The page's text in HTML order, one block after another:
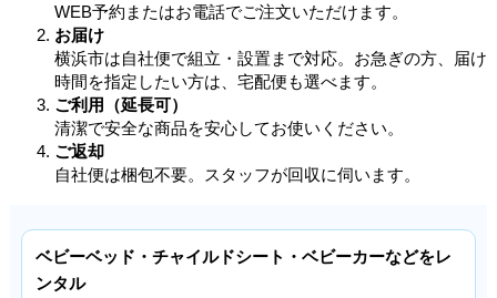
WEB予約またはお電話でご注文いただけます。
お届け
横浜市は自社便で組立・設置まで対応。お急ぎの方、届け
時間を指定したい方は、宅配便も選べます。
ご利用（延長可）
清潔で安全な商品を安心してお使いください。
ご返却
自社便は梱包不要。スタッフが回収に伺います。
ベビーベッド・チャイルドシート・ベビーカーなどをレ
ンタル